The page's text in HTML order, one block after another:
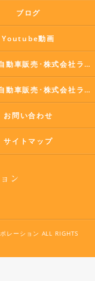
ブログ
Youtube動画
町田市の自動車販売･株式会社ラポールコーポレーションの口コミ情報
町田市の自動車販売･株式会社ラポールコーポレーションのお客様の声
お問い合わせ
サイトマップ
レーション ALL RIGHTS